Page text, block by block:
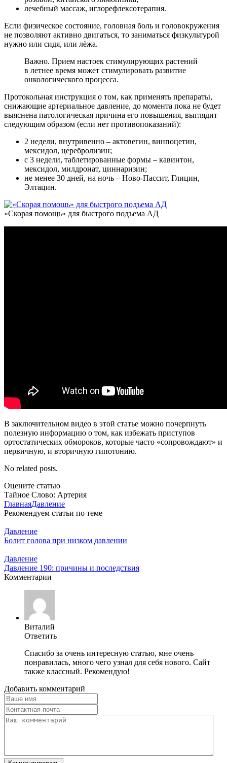
лечебный массаж, иглорефлексотерапия.
Если физическое состояние, головная боль и головокружения
не позволяют активно двигаться, то заниматься физкультурой
нужно или сидя, или лёжа.
Важно. Прием настоек стимулирующих растений
в летнее время может стимулировать развитие
онкологического процесса.
Протокольная инструкция о том, как применять препараты,
снижающие артериальное давление, до момента пока не будет
выяснена патологическая причина его повышения, выглядит
следующим образом (если нет противопоказаний):
2 недели, внутривенно – актовегин, винпоцетин,
мексидол, церебролизин;
с 3 недели, таблетированные формы – кавинтон,
мексидол, милдронат, циннаризин;
не менее 30 дней, на ночь – Ново-Пассит, Глицин,
Элтацин.
«Скорая помощь» для быстрого подъема АД
В заключительном видео в этой статье можно почерпнуть
полезную информацию о том, как избежать приступов
ортостатических обмороков, которые часто «сопровождают» и
первичную, и вторичную гипотонию.
No related posts.
Оцените статью
Тайное Слово: Артерия
ГлавнаяДавление
Рекомендуем статьи по теме
Давление
Болит голова при низком давлении
Давление
Давление 190: причины и последствия
Комментарии
Виталий
Ответить
Спасибо за очень интересную статью, мне очень
понравилась, много чего узнал для себя нового. Сайт
также классный. Рекомендую!
Добавить комментарий